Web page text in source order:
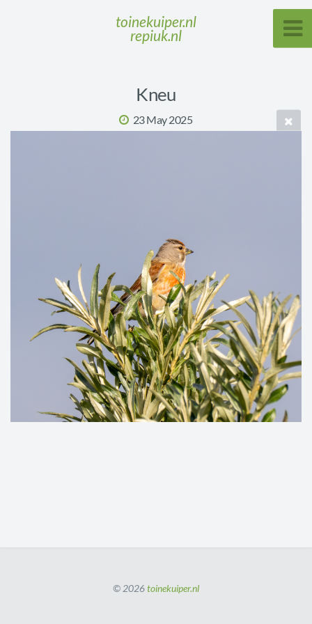
toinekuiper.nl
repiuk.nl
Kneu
23 May 2025
© 2026toinekuiper.nl